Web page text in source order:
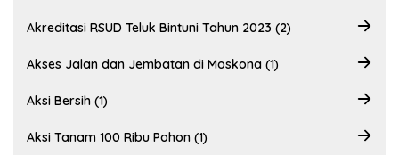
Akreditasi RSUD Teluk Bintuni Tahun 2023 (2)
Akses Jalan dan Jembatan di Moskona (1)
Aksi Bersih (1)
Aksi Tanam 100 Ribu Pohon (1)